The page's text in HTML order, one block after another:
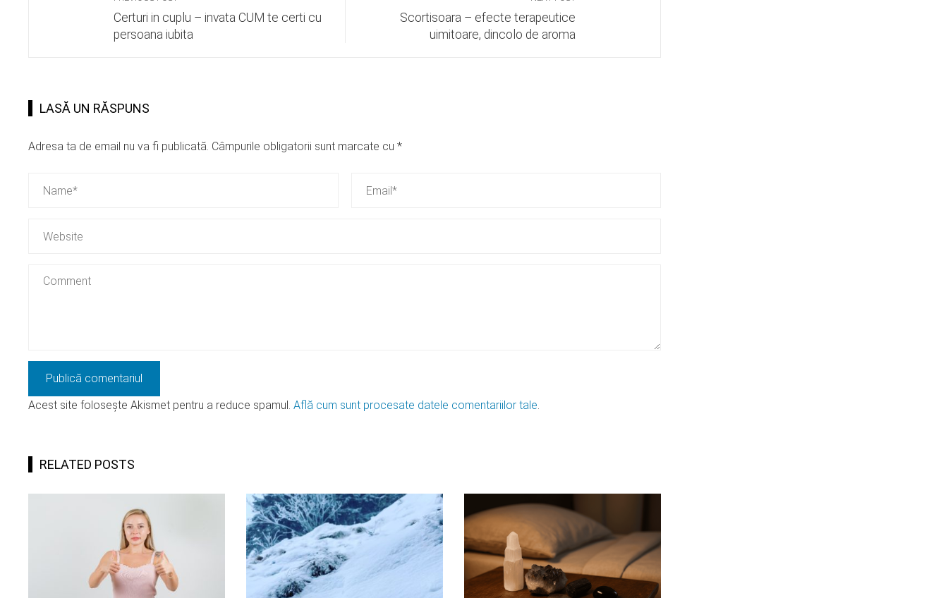
Certuri in cuplu – invata CUM te certi cu
persoana iubita
Scortisoara – efecte terapeutice
uimitoare, dincolo de aroma
LASĂ UN RĂSPUNS
Adresa ta de email nu va fi publicată. Câmpurile obligatorii sunt marcate cu *
Acest site folosește Akismet pentru a reduce spamul. Află cum sunt procesate datele comentariilor tale.
RELATED POSTS